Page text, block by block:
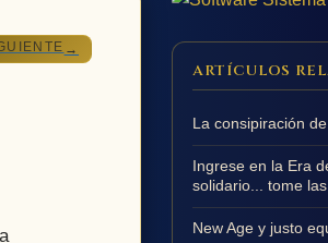
→
ARTÍCULOS
La consipiración
Ingrese en la Era
solidario... tome
New Age y justo